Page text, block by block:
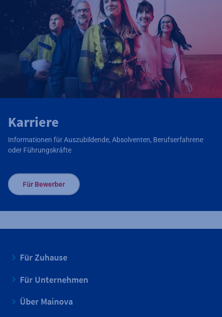
Karriere
Informationen für Auszubildende, Absolventen, Berufserfahrene
oder Führungskräfte
Für Bewerber
Für Zuhause
Für Unternehmen
Über Mainova